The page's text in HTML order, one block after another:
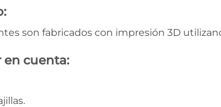
son fabricados con impresión 3D
en cuenta: